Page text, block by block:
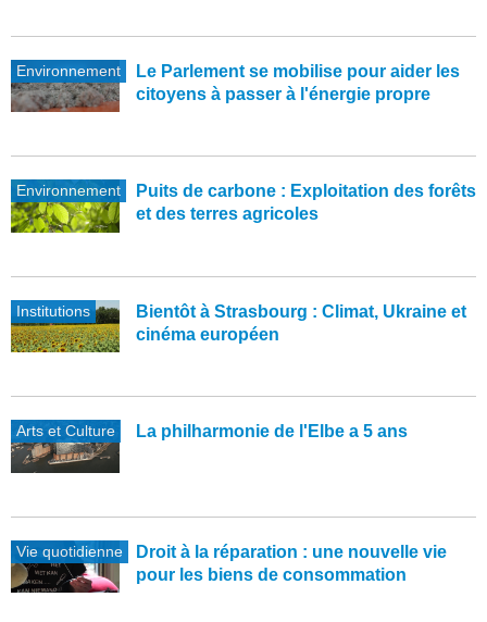
Environnement
Le Parlement se mobilise pour aider les
citoyens à passer à l'énergie propre
Environnement
Puits de carbone : Exploitation des forêts
et des terres agricoles
Institutions
Bientôt à Strasbourg : Climat, Ukraine et
cinéma européen
Arts et Culture La philharmonie de l'Elbe a 5 ans
Vie quotidienne
Droit à la réparation : une nouvelle vie
pour les biens de consommation